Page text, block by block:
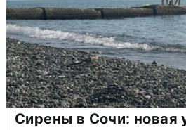
Сирены в Сочи: новая